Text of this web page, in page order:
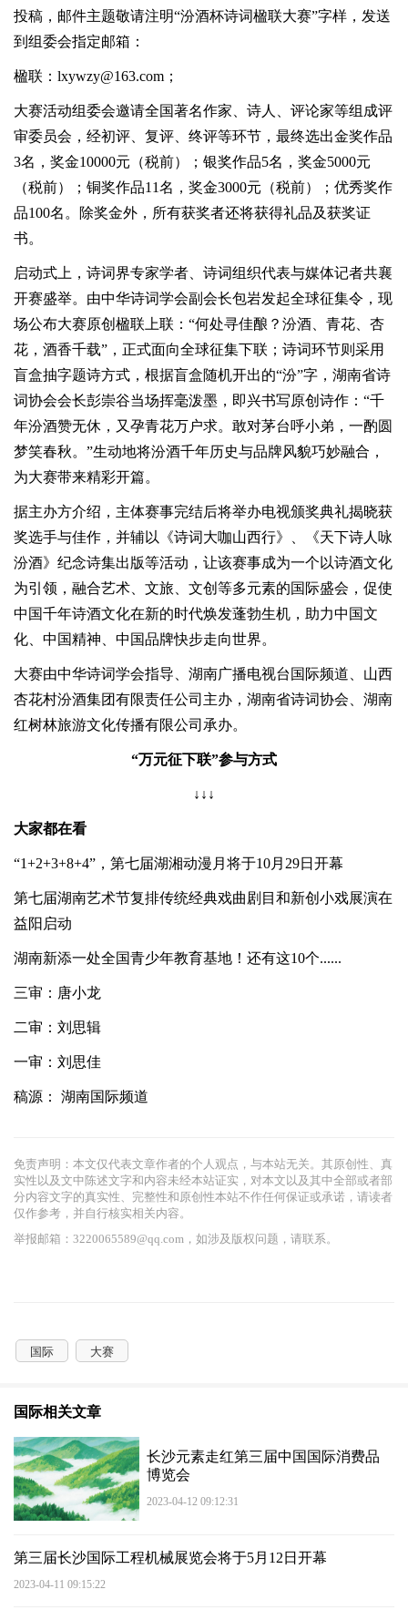
投稿，邮件主题敬请注明“汾酒杯诗词楹联大赛”字样，发送
到组委会指定邮箱：
楹联：lxywzy@163.com；
大赛活动组委会邀请全国著名作家、诗人、评论家等组成评
审委员会，经初评、复评、终评等环节，最终选出金奖作品
3名，奖金10000元（税前）；银奖作品5名，奖金5000元
（税前）；铜奖作品11名，奖金3000元（税前）；优秀奖作
品100名。除奖金外，所有获奖者还将获得礼品及获奖证
书。
启动式上，诗词界专家学者、诗词组织代表与媒体记者共襄
开赛盛举。由中华诗词学会副会长包岩发起全球征集令，现
场公布大赛原创楹联上联：“何处寻佳酿？汾酒、青花、杏
花，酒香千载”，正式面向全球征集下联；诗词环节则采用
盲盒抽字题诗方式，根据盲盒随机开出的“汾”字，湖南省诗
词协会会长彭崇谷当场挥毫泼墨，即兴书写原创诗作：“千
年汾酒赞无休，又孕青花万户求。敢对茅台呼小弟，一酌圆
梦笑春秋。”生动地将汾酒千年历史与品牌风貌巧妙融合，
为大赛带来精彩开篇。
据主办方介绍，主体赛事完结后将举办电视颁奖典礼揭晓获
奖选手与佳作，并辅以《诗词大咖山西行》、《天下诗人咏
汾酒》纪念诗集出版等活动，让该赛事成为一个以诗酒文化
为引领，融合艺术、文旅、文创等多元素的国际盛会，促使
中国千年诗酒文化在新的时代焕发蓬勃生机，助力中国文
化、中国精神、中国品牌快步走向世界。
大赛由中华诗词学会指导、湖南广播电视台国际频道、山西
杏花村汾酒集团有限责任公司主办，湖南省诗词协会、湖南
红树林旅游文化传播有限公司承办。
“万元征下联”参与方式
↓↓↓
大家都在看
“1+2+3+8+4”，第七届湖湘动漫月将于10月29日开幕
第七届湖南艺术节复排传统经典戏曲剧目和新创小戏展演在
益阳启动
湖南新添一处全国青少年教育基地！还有这10个......
三审：唐小龙
二审：刘思辑
一审：刘思佳
稿源： 湖南国际频道
免责声明：本文仅代表文章作者的个人观点，与本站无关。其原创性、真
实性以及文中陈述文字和内容未经本站证实，对本文以及其中全部或者部
分内容文字的真实性、完整性和原创性本站不作任何保证或承诺，请读者
仅作参考，并自行核实相关内容。
举报邮箱：3220065589@qq.com，如涉及版权问题，请联系。
国际 大赛
国际相关文章
长沙元素走红第三届中国国际消费品
博览会
2023-04-12 09:12:31
第三届长沙国际工程机械展览会将于5月12日开幕
2023-04-11 09:15:22